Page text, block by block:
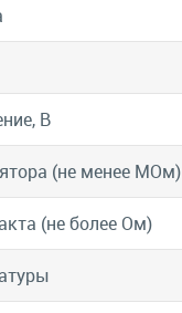
В
(не менее МОм)
(не более Ом)